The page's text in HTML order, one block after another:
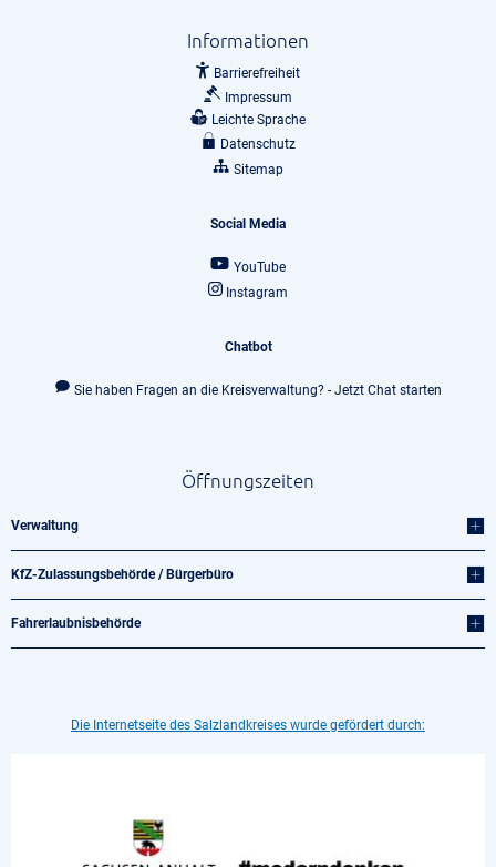
Informationen
Barrierefreiheit
Impressum
Leichte Sprache
Datenschutz
Sitemap
Social Media
YouTube
Instagram
Chatbot
Sie haben Fragen an die Kreisverwaltung? - Jetzt Chat starten
Öffnungszeiten
Verwaltung
KfZ-Zulassungsbehörde / Bürgerbüro
Fahrerlaubnisbehörde
Die Internetseite des Salzlandkreises wurde gefördert durch: